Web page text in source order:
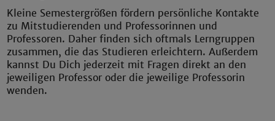
Kleine Semestergrößen fördern persönliche Kontakte
zu Mitstudierenden und Professorinnen und
Professoren. Daher finden sich oftmals Lerngruppen
zusammen, die das Studieren erleichtern. Außerdem
kannst Du Dich jederzeit mit Fragen direkt an den
jeweiligen Professor oder die jeweilige Professorin
wenden.